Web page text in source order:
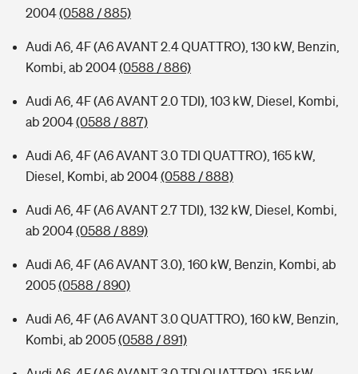
2004(0588 / 885)
Audi A6, 4F (A6 AVANT 2.4 QUATTRO), 130 kW, Benzin,
Kombi, ab 2004(0588 / 886)
Audi A6, 4F (A6 AVANT 2.0 TDI), 103 kW, Diesel, Kombi,
ab 2004(0588 / 887)
Audi A6, 4F (A6 AVANT 3.0 TDI QUATTRO), 165 kW,
Diesel, Kombi, ab 2004(0588 / 888)
Audi A6, 4F (A6 AVANT 2.7 TDI), 132 kW, Diesel, Kombi,
ab 2004(0588 / 889)
Audi A6, 4F (A6 AVANT 3.0), 160 kW, Benzin, Kombi, ab
2005(0588 / 890)
Audi A6, 4F (A6 AVANT 3.0 QUATTRO), 160 kW, Benzin,
Kombi, ab 2005(0588 / 891)